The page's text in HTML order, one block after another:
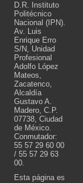
D.R. Instituto
Politécnico
Nacional (IPN).
Av. Luis
Enrique Erro
S/N, Unidad
Profesional
Adolfo López
Mateos,
Zacatenco,
Alcaldía
Gustavo A.
Madero, C.P.
07738, Ciudad
de México.
Conmutador:
55 57 29 60 00
/ 55 57 29 63
00.
Esta página es